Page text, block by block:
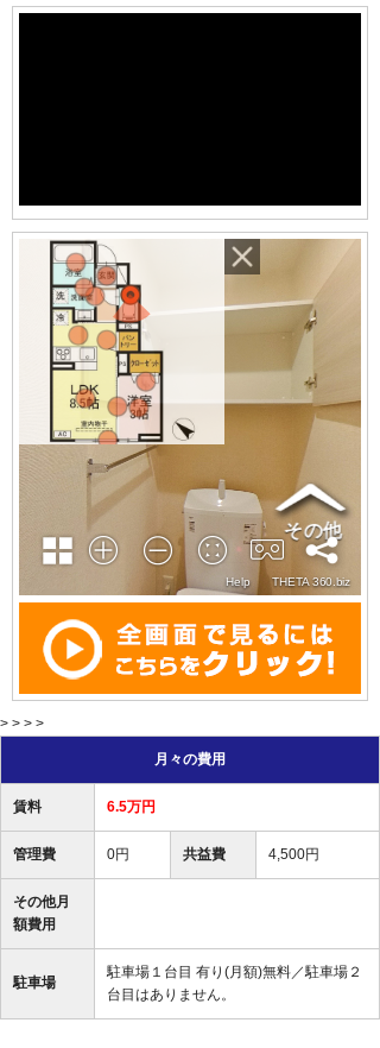
> > > >
月々の費用
賃料 6.5万円
管理費 0円 共益費 4,500円
その他月
額費用
駐車場
駐車場１台目 有り(月額)無料／駐車場２
台目はありません。